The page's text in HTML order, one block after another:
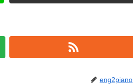
eng2piano